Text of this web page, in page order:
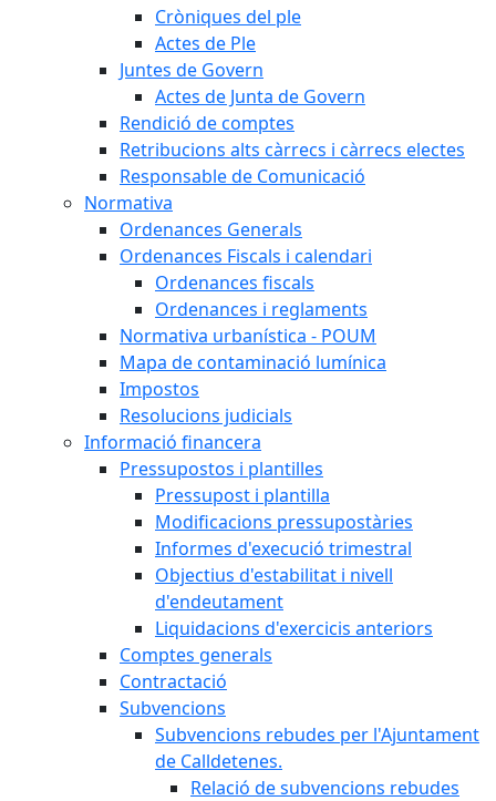
Cròniques del ple
Actes de Ple
Juntes de Govern
Actes de Junta de Govern
Rendició de comptes
Retribucions alts càrrecs i càrrecs electes
Responsable de Comunicació
Normativa
Ordenances Generals
Ordenances Fiscals i calendari
Ordenances fiscals
Ordenances i reglaments
Normativa urbanística - POUM
Mapa de contaminació lumínica
Impostos
Resolucions judicials
Informació financera
Pressupostos i plantilles
Pressupost i plantilla
Modificacions pressupostàries
Informes d'execució trimestral
Objectius d'estabilitat i nivell
d'endeutament
Liquidacions d'exercicis anteriors
Comptes generals
Contractació
Subvencions
Subvencions rebudes per l'Ajuntament
de Calldetenes.
Relació de subvencions rebudes